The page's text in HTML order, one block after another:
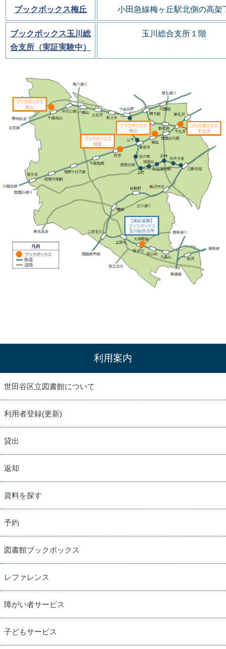
ブックボックス梅丘 小田急線梅ヶ丘駅北側の高架
ブックボックス玉川総
合支所（実証実験中）
玉川総合支所１階
利用案内
世田谷区立図書館について
利用者登録(更新)
貸出
返却
資料を探す
予約
図書館ブックボックス
レファレンス
障がい者サービス
子どもサービス